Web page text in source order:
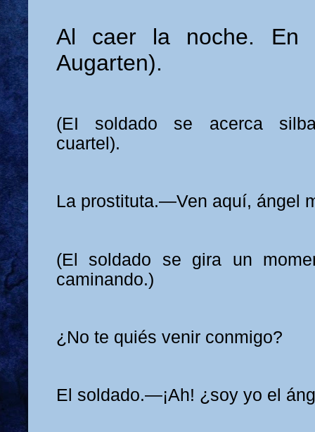
Al caer la noche. En
Augarten).
(EI soldado se acerca
cuartel).
La prostituta.—Ven aquí, ángel
(El soldado se gira un
caminando.)
¿No te quiés venir conmigo?
El soldado.—¡Ah! ¿soy yo el